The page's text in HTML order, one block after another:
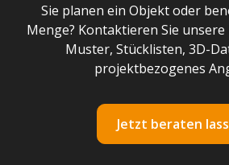
Sie planen ein Objekt oder
Menge? Kontaktieren Sie
Muster, Stücklisten, 3D-
projektbezogenes
Jetzt beraten